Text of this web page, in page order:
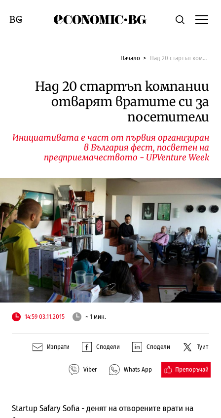
Economic.bgТърсене
Смяна на език
Начало Над 20 стартъп компании отварят вратите си за посетители
Над 20 стартъп компании
отварят вратите си за
посетители
Инициативата е част от първия организиран
в България фест, посветен на
предприемачеството - UPVenture Week
14:59 03.11.2015 ~ 1 мин.
Изпрати Сподели Сподели Туит
Viber Whats App Препоръчай
Startup Safary Sofia - денят на отворените врати на